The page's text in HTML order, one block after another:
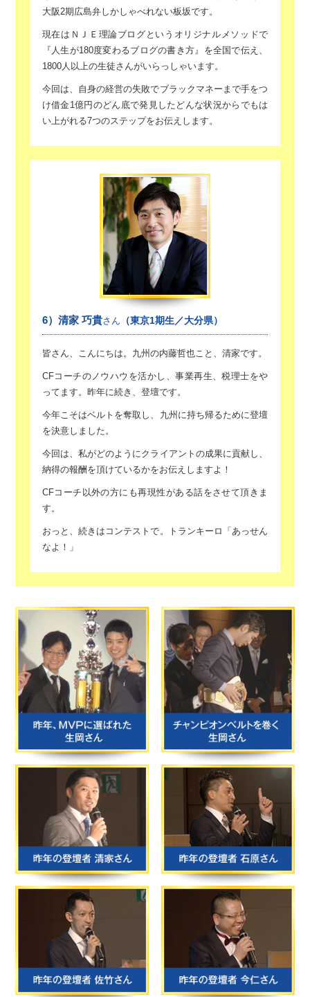
大阪2期広島弁しかしゃべれない板坂です。
現在はＮＪＥ理論ブログというオリジナルメソッドで
『人生が180度変わるブログの書き方』を全国で伝え、
1800人以上の生徒さんがいらっしゃいます。
今回は、自身の経営の失敗でブラックマネーまで手をつ
け借金1億円のどん底で発見したどんな状況からでもは
い上がれる7つのステップをお伝えします。
6）清家 巧貴さん （東京1期生／大分県）
皆さん、こんにちは。 九州の内藤哲也こと、清家です。
CFコーチのノウハウを活かし、事業再生、税理士をや
ってます。 昨年に続き、登壇です。
今年こそはベルトを奪取し、九州に持ち帰るために登壇
を決意しました。
今回は、私がどのようにクライアントの成果に貢献し、
納得の報酬を頂けているかをお伝えしますよ！
CFコーチ以外の方にも再現性がある話をさせて頂きま
す。
おっと、続きはコンテストで。トランキーロ「あっせん
なよ！」